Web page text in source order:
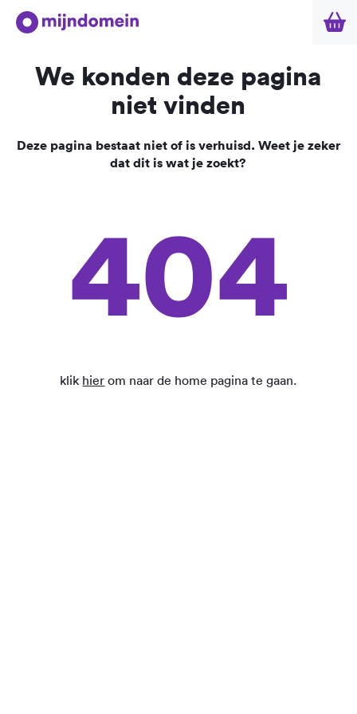
We konden deze pagina
niet vinden
Deze pagina bestaat niet of is verhuisd. Weet je zeker
dat dit is wat je zoekt?
404
klik hier om naar de home pagina te gaan.